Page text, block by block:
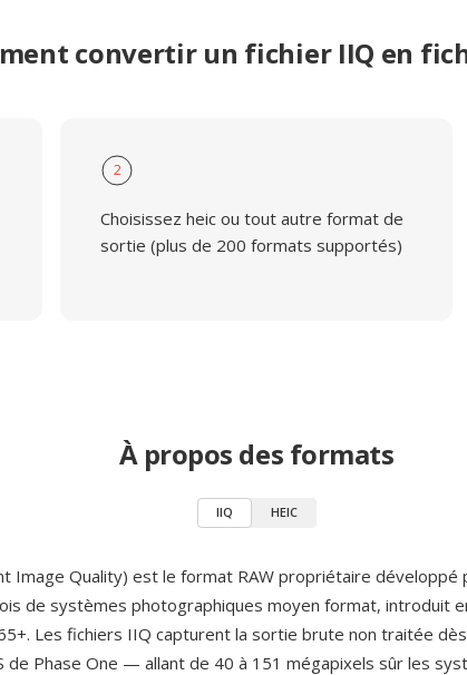
convertir un fichier IIQ en
2
Choisissez heic ou tout autre format de
sortie (plus de 200 formats supportés)
À propos des formats
IIQ HEIC
Image Quality) est le format RAW propriétaire développé
de systèmes photographiques moyen format, introduit
Les fichiers IIQ capturent la sortie brute non traitée
de Phase One — allant de 40 à 151 mégapixels sûr les